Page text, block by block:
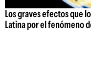
Los graves efectos que
Latina por el fenómeno